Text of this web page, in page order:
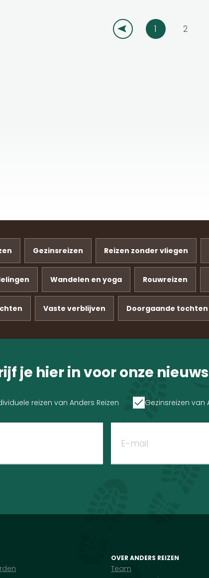
1 2
Gezinsreizen Reizen zonder vliegen
Wandelen en yoga Rouwreizen
Vaste verblijven Doorgaande tochten
je hier in voor onze
reizen van Anders Reizen Gezinsreizen van
OVER ANDERS REIZEN
Team